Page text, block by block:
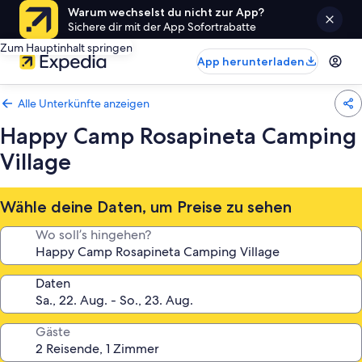
Warum wechselst du nicht zur App?
Sichere dir mit der App Sofortrabatte
Zum Hauptinhalt springen
App herunterladen
Alle Unterkünfte anzeigen
Happy Camp Rosapineta Camping
Village
Wähle deine Daten, um Preise zu sehen
Wo soll’s hingehen?
Daten
Gäste